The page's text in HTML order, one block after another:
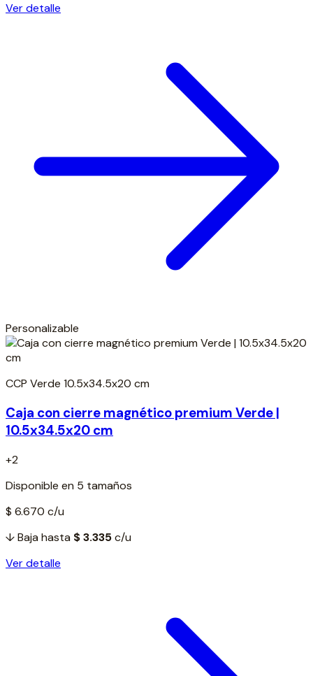
Ver detalle
Personalizable
CCP Verde 10.5x34.5x20 cm
Caja con cierre magnético premium Verde |
10.5x34.5x20 cm
+2
Disponible en 5 tamaños
$ 6.670 c/u
↓ Baja hasta $ 3.335c/u
Ver detalle